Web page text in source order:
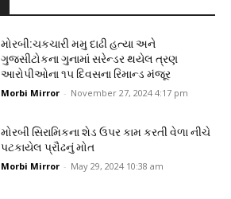
મોરબી:ચકચારી મમુ દાઢી હત્યા અને
ગુજસીટોકના ગુનામાં સરેન્ડર થયેલ ત્રણ
આરોપીઓના ૧૫ દિવસના રિમાન્ડ મંજૂર
Morbi Mirror - November 27, 2024 4:17 pm
મોરબી સિરામિકના શેડ ઉપર કામ કરતી વેળા નીચે
પટકાયેલ પ્રૌઢનું મોત
Morbi Mirror - May 29, 2024 10:38 am